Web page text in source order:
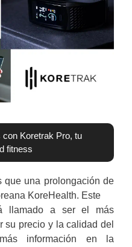
Koretrak Pro, tu
fitness
que una prolongación de
KoreHealth. Este
llamado a ser el más
su precio y la calidad del
información en la